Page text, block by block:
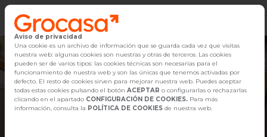
Vender
Buscar Inmuebles
Alquiler
Aviso de privacidad
Una cookie es un archivo de información que se guarda cada vez que visitas
nuestra web: algunas cookies son nuestras y otras de terceros. Las cookies
pueden ser de varios tipos: las cookies técnicas son necesarias para el
funcionamiento de nuestra web y son las únicas que tenemos activadas por
defecto. El resto de cookies sirven para mejorar nuestra web. Puedes aceptar
todas estas cookies pulsando el botón ACEPTAR o configurarlas o rechazarlas
clicando en el apartado CONFIGURACIÓN DE COOKIES. Para más
información, consulta la POLÍTICA DE COOKIES de nuestra web.